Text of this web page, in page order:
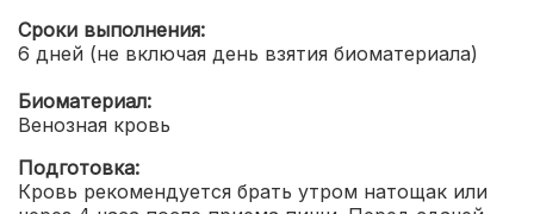
Сроки выполнения:
6 дней (не включая день взятия биоматериала)
Биоматериал:
Венозная кровь
Подготовка:
Кровь рекомендуется брать утром натощак или